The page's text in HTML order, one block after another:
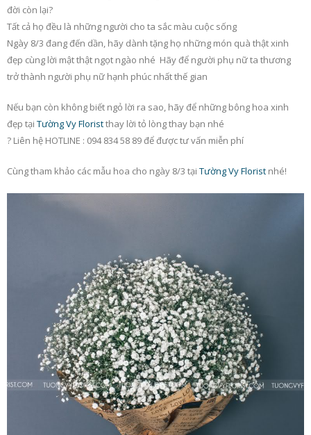
đời còn lại?‍
Tất cả họ đều là những người cho ta sắc màu cuộc sống
Ngày 8/3 đang đến dần, hãy dành tặng họ những món quà thật xinh
đẹp cùng lời mật thật ngọt ngào nhé Hãy để người phụ nữ ta thương
trở thành người phụ nữ hạnh phúc nhất thế gian
Nếu bạn còn không biết ngỏ lời ra sao, hãy để những bông hoa xinh
đẹp tại Tường Vy Floristthay lời tỏ lòng thay bạn nhé
? Liên hệ HOTLINE : 094 834 58 89 để được tư vấn miễn phí
Cùng tham khảo các mẫu hoa cho ngày 8/3 tại Tường Vy Florist nhé!
15/10/2018
20/10 – Đừng quên tặng
hoa tươi cho cô bạn thân
08/10/2018
05/10/2018
Bật mí những loại
01/10/2018